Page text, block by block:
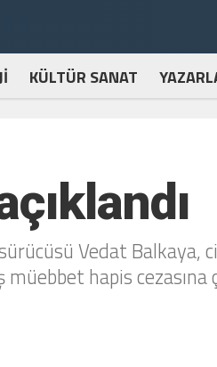
KÜLTÜR SANAT
Vedat
hapis cezasına